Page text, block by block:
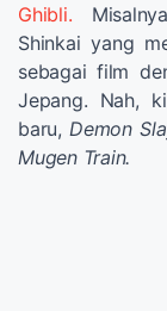
Ghibli.
Shinkai yang
sebagai film
Jepang. Nah,
baru, Demon
Mugen Train.